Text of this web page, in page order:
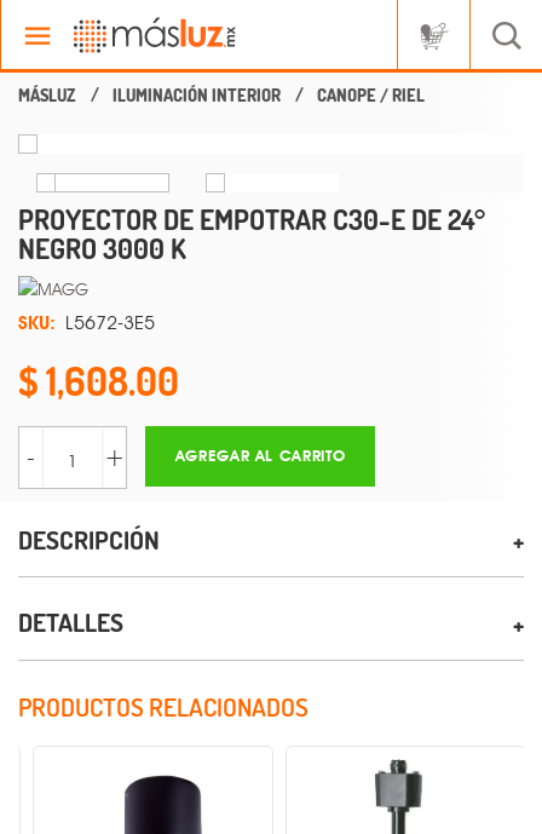
ILUMINACIÓN INTERIOR CANOPE / RIEL
PROYECTOR DE EMPOTRAR C30-E DE 24°
NEGRO 3000 K
SKU: L5672-3E5
1,608.00
- + AGREGAR AL CARRITO
DESCRIPCIÓN
DETALLES
PRODUCTOS RELACIONADOS